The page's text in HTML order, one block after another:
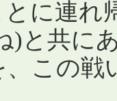
に連れ
)と共に
この戦